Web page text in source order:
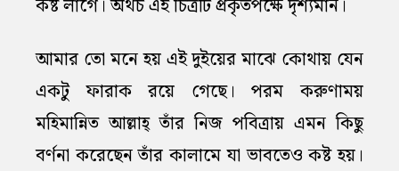
কষ্ট লাগে। অথচ এই চিত্রটি প্রকৃতপক্ষে দৃশ্যমান।
আমার তো মনে হয় এই দুইয়ের মাঝে কোথায় যেন
একটু ফারাক রয়ে গেছে। পরম করুণাময়
মহিমান্নিত আল্লাহ্‌ তাঁর নিজ পবিত্রায় এমন কিছু
বর্ণনা করেছেন তাঁর কালামে যা ভাবতেও কষ্ট হয়।